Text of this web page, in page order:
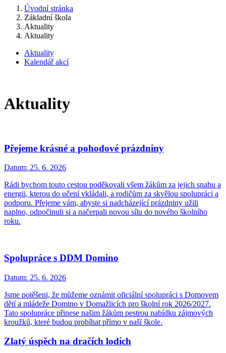
Úvodní stránka
Základní škola
Aktuality
Aktuality
Aktuality
Kalendář akcí
Aktuality
Přejeme krásné a pohodové prázdniny
Datum: 25. 6. 2026
Rádi bychom touto cestou poděkovali všem žákům za jejich snahu a
energii, kterou do učení vkládali, a rodičům za skvělou spolupráci a
podporu. Přejeme vám, abyste si nadcházející prázdniny užili
naplno, odpočinuli si a načerpali novou sílu do nového školního
roku.
Spolupráce s DDM Domino
Datum: 25. 6. 2026
Jsme potěšeni, že můžeme oznámit oficiální spolupráci s Domovem
dětí a mládeže Domino v Domažlicích pro školní rok 2026/2027.
Tato spolupráce přinese našim žákům pestrou nabídku zájmových
kroužků, které budou probíhat přímo v naší škole.
Zlatý úspěch na dračích lodích